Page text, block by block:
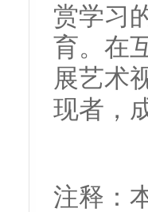
赏学习
育。在
展艺术
现者，
注释：